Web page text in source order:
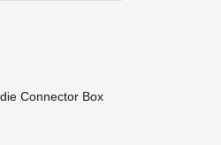
Connector Box